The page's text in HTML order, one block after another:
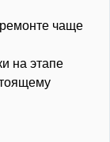
чаще
на этапе